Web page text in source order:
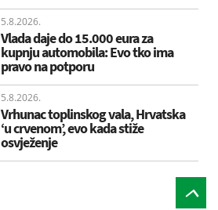
5.8.2026.
Vlada daje do 15.000 eura za
kupnju automobila: Evo tko ima
pravo na potporu
5.8.2026.
Vrhunac toplinskog vala, Hrvatska
‘u crvenom’, evo kada stiže
osvježenje